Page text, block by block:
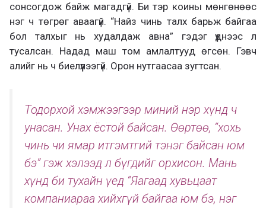
сонсогдож байж магадгүй. Би тэр коины мөнгөнөөс
нэг ч төгрөг аваагүй. “Найз чинь талх барьж байгаа
бол талхыг нь худалдаж авна” гэдэг үүднээс л
тусалсан. Надад маш том амлалтууд өгсөн. Гэвч
алийг нь ч биелүүлээгүй. Орон нутгаасаа зугтсан.
Тодорхой хэмжээгээр миний нэр хүнд ч
унасан. Унах ёстой байсан. Өөртөө, “хохь
чинь чи ямар итгэмтгий тэнэг байсан юм
бэ” гэж хэлээд л бүгдийг орхисон. Мань
хүнд би тухайн үед “Яагаад хувьцаат
компаниараа хийхгүй байгаа юм бэ, нэг